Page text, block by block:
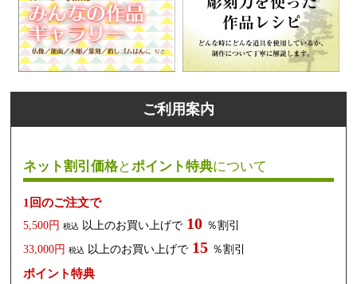
ご利用案内
ネット割引価格とポイント特典について
1回のご注文で
5,500円 税込 以上のお買い上げで 10 ％割引
33,000円 税込 以上のお買い上げで 15 ％割引
ポイント特典